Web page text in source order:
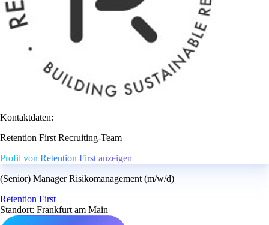
Kontaktdaten:
Retention First Recruiting-Team
Profil von Retention First anzeigen
(Senior) Manager Risikomanagement (m/w/d)
Retention First
Standort: Frankfurt am Main